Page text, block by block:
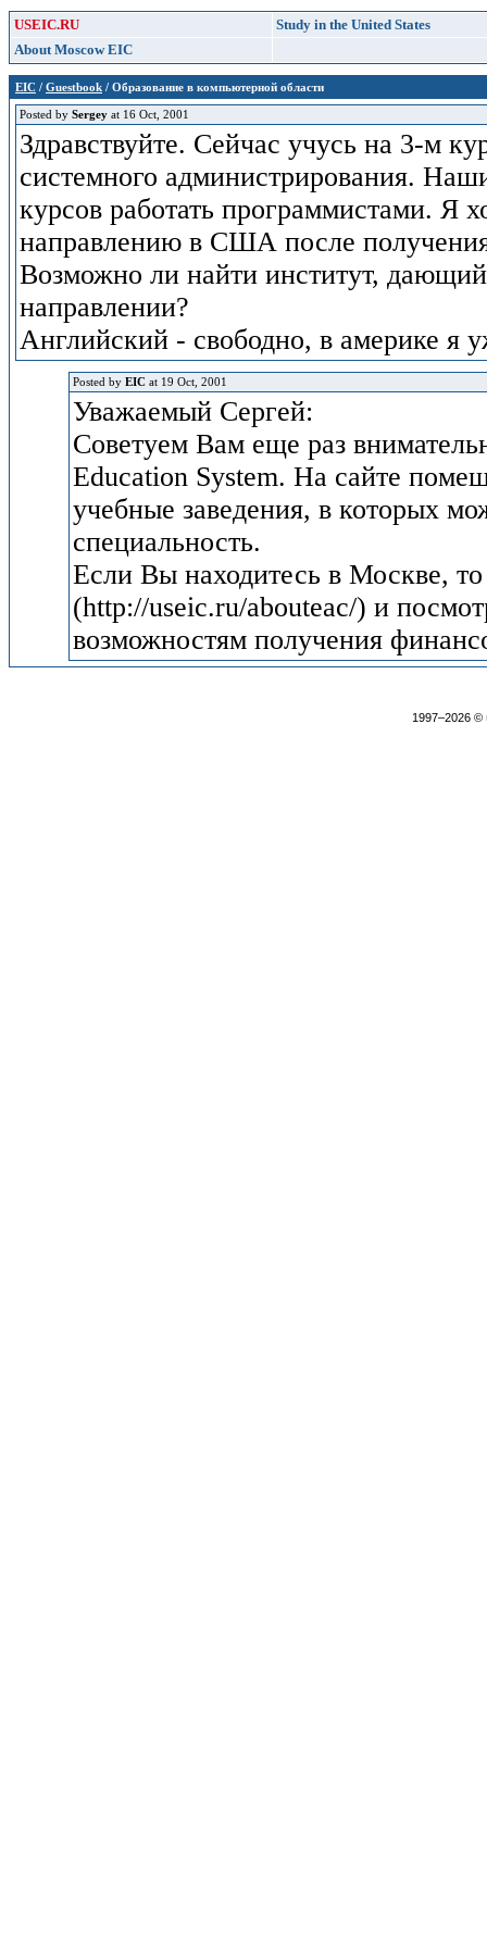
USEIC.RU
Study in the United States
About Moscow EIC
EIC / Guestbook / Образование в компьютерной области
Posted by Sergey at 16 Oct, 2001
Здравствуйте. Сейчас учусь на 3-м
системного администрирования.
курсов работать программистами. Я
направлению в США после
Возможно ли найти институт,
направлении?
Английский - свободно, в америке я
Posted by EIC at 19 Oct, 2001
Уважаемый Сергей:
Советуем Вам еще раз
Education System. На сайте
учебные заведения, в которых
специальность.
Если Вы находитесь в Москве,
(http://useic.ru/abouteac/) и
возможностям получения
1997–2026 ©